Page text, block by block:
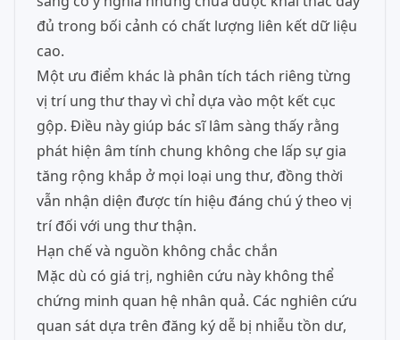
đủ trong bối cảnh có chất lượng liên kết dữ liệu
cao.
Một ưu điểm khác là phân tích tách riêng từng
vị trí ung thư thay vì chỉ dựa vào một kết cục
gộp. Điều này giúp bác sĩ lâm sàng thấy rằng
phát hiện âm tính chung không che lấp sự gia
tăng rộng khắp ở mọi loại ung thư, đồng thời
vẫn nhận diện được tín hiệu đáng chú ý theo vị
trí đối với ung thư thận.
Hạn chế và nguồn không chắc chắn
Mặc dù có giá trị, nghiên cứu này không thể
chứng minh quan hệ nhân quả. Các nghiên cứu
quan sát dựa trên đăng ký dễ bị nhiễu tồn dư,